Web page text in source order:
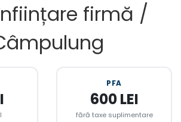
firmă /
PFA
600 LEI
fără taxe suplimentare